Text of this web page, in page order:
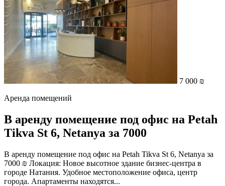
7 000 ₪
Аренда помещений
В аренду помещение под офис на Petah
Tikva St 6, Netanya за 7000
В аренду помещение под офис на Petah Tikva St 6, Netanya за
7000 ₪ Локация: Новое высотное здание бизнес-центра в
городе Натания. Удобное местоположение офиса, центр
города. Апартаменты находятся...